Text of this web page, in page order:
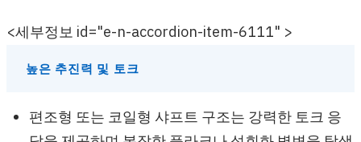
<세부정보 id="e-n-accordion-item-6111" >
높은 추진력 및 토크
편조형 또는 코일형 샤프트 구조는 강력한 토크 응